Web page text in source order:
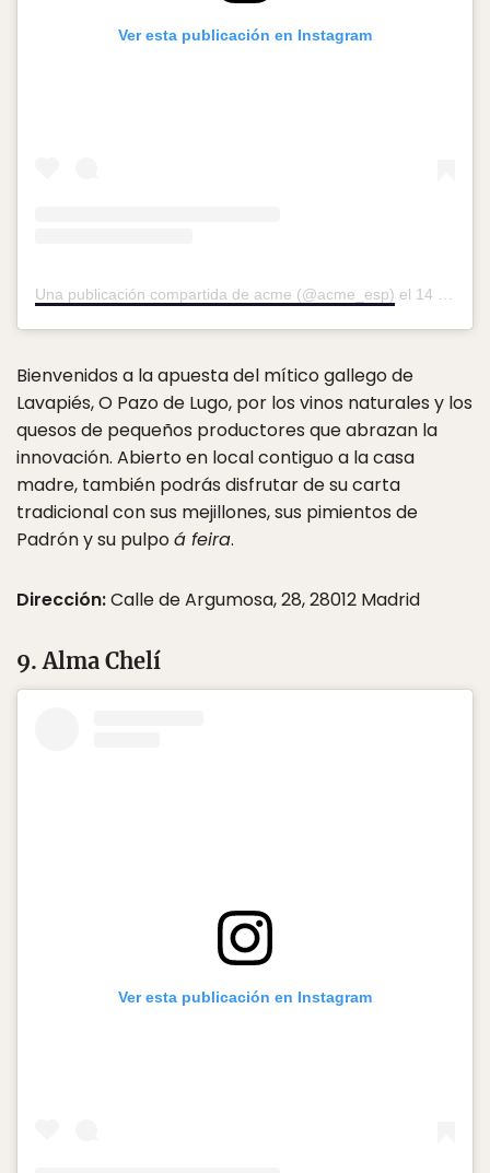
Ver esta publicación en Instagram
Una publicación compartida de acme (@acme_esp) el 14 Jul, 2019 a las 11:28 PDT
Bienvenidos a la apuesta del mítico gallego de
Lavapiés, O Pazo de Lugo, por los vinos naturales y los
quesos de pequeños productores que abrazan la
innovación. Abierto en local contiguo a la casa
madre, también podrás disfrutar de su carta
tradicional con sus mejillones, sus pimientos de
Padrón y su pulpoá feira.
Dirección:Calle de Argumosa, 28, 28012 Madrid
9. Alma Chelí
Ver esta publicación en Instagram